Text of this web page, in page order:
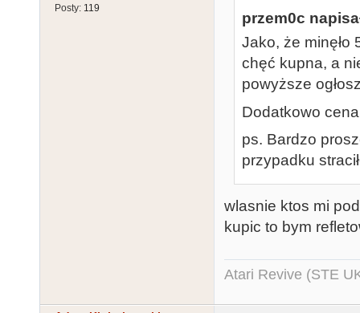
Posty: 119
przem0c
Jako, że minęło
chęć kupna, a
powyższe
Dodatkowo
ps. Bardzo
przypadku
wlasnie ktos mi
kupic to bym
Atari Revive (STE